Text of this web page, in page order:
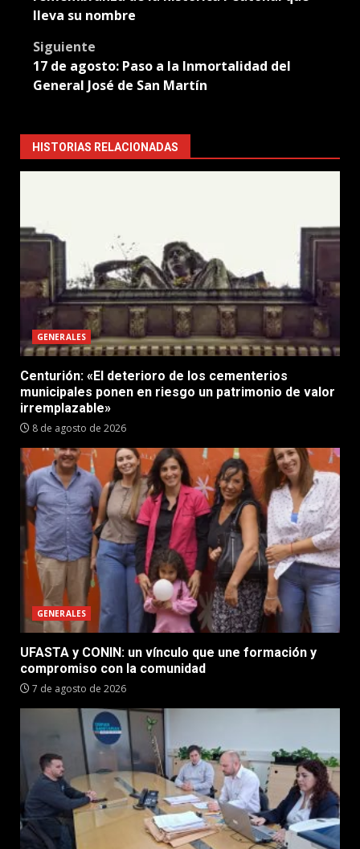
lleva su nombre
Siguiente
17 de agosto: Paso a la Inmortalidad del
General José de San Martín
HISTORIAS RELACIONADAS
GENERALES
Centurión: «El deterioro de los cementerios
municipales ponen en riesgo un patrimonio de valor
irremplazable»
8 de agosto de 2026
GENERALES
UFASTA y CONIN: un vínculo que une formación y
compromiso con la comunidad
7 de agosto de 2026